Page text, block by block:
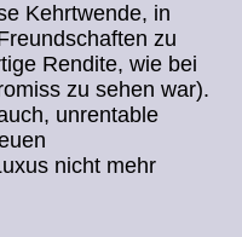
Kehrtwende, in
zu
Rendite, wie bei
zu sehen war).
unrentable
nicht mehr